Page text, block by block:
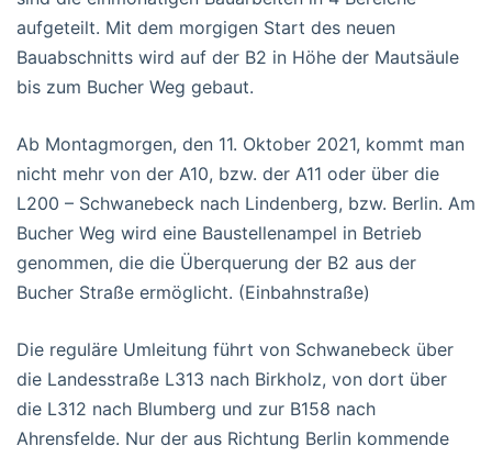
aufgeteilt. Mit dem morgigen Start des neuen
Bauabschnitts wird auf der B2 in Höhe der Mautsäule
bis zum Bucher Weg gebaut.
Ab Montagmorgen, den 11. Oktober 2021, kommt man
nicht mehr von der A10, bzw. der A11 oder über die
L200 – Schwanebeck nach Lindenberg, bzw. Berlin. Am
Bucher Weg wird eine Baustellenampel in Betrieb
genommen, die die Überquerung der B2 aus der
Bucher Straße ermöglicht. (Einbahnstraße)
Die reguläre Umleitung führt von Schwanebeck über
die Landesstraße L313 nach Birkholz, von dort über
die L312 nach Blumberg und zur B158 nach
Ahrensfelde. Nur der aus Richtung Berlin kommende